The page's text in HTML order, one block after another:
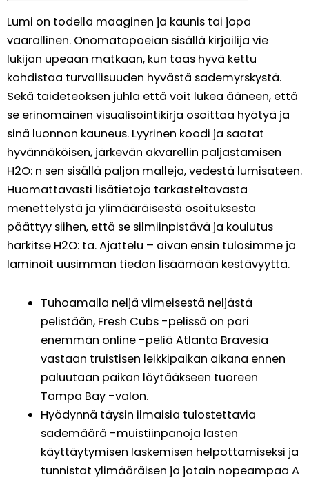
Lumi on todella maaginen ja kaunis tai jopa
vaarallinen. Onomatopoeian sisällä kirjailija vie
lukijan upeaan matkaan, kun taas hyvä kettu
kohdistaa turvallisuuden hyvästä sademyrskystä.
Sekä taideteoksen juhla että voit lukea ääneen, että
se erinomainen visualisointikirja osoittaa hyötyä ja
sinä luonnon kauneus. Lyyrinen koodi ja saatat
hyvännäköisen, järkevän akvarellin paljastamisen
H2O: n sen sisällä paljon malleja, vedestä lumisateen.
Huomattavasti lisätietoja tarkasteltavasta
menettelystä ja ylimääräisestä osoituksesta
päättyy siihen, että se silmiinpistävä ja koulutus
harkitse H2O: ta. Ajattelu – aivan ensin tulosimme ja
laminoit uusimman tiedon lisäämään kestävyyttä.
Tuhoamalla neljä viimeisestä neljästä
pelistään, Fresh Cubs -pelissä on pari
enemmän online -peliä Atlanta Bravesia
vastaan ​​truistisen leikkipaikan aikana ennen
paluutaan paikan löytääkseen tuoreen
Tampa Bay -valon.
Hyödynnä täysin ilmaisia ​​tulostettavia
sademäärä -muistiinpanoja lasten
käyttäytymisen laskemisen helpottamiseksi ja
tunnistat ylimääräisen ja jotain nopeampaa A